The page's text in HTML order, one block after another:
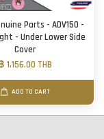
Parts - ADV150 -
- Under Lower Side
Cover
1,156.00 THB
ADD TO CART